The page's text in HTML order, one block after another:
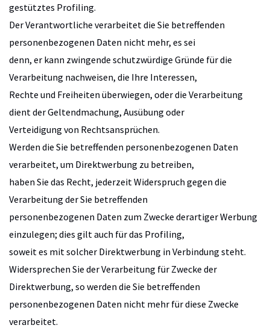
gestütztes Profiling.
Der Verantwortliche verarbeitet die Sie betreffenden
personenbezogenen Daten nicht mehr, es sei
denn, er kann zwingende schutzwürdige Gründe für die
Verarbeitung nachweisen, die Ihre Interessen,
Rechte und Freiheiten überwiegen, oder die Verarbeitung
dient der Geltendmachung, Ausübung oder
Verteidigung von Rechtsansprüchen.
Werden die Sie betreffenden personenbezogenen Daten
verarbeitet, um Direktwerbung zu betreiben,
haben Sie das Recht, jederzeit Widerspruch gegen die
Verarbeitung der Sie betreffenden
personenbezogenen Daten zum Zwecke derartiger Werbung
einzulegen; dies gilt auch für das Profiling,
soweit es mit solcher Direktwerbung in Verbindung steht.
Widersprechen Sie der Verarbeitung für Zwecke der
Direktwerbung, so werden die Sie betreffenden
personenbezogenen Daten nicht mehr für diese Zwecke
verarbeitet.